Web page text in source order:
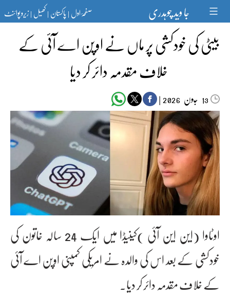
content جا وید چوہدری صفحۂ اول|پاکستان|کھیل|زیرو پوائنٹ
بیٹی کی خودکشی پر ماں نے اوپن اے آئی کے
خلاف مقدمہ دائر کر دیا
13 جون‬‮ |
اوٹاوا (این این آئی )کینیڈا میں ایک 24 سالہ خاتون کی
خودکشی کے بعد اس کی والدہ نے امریکی کمپنی اوپن اے آئی
کے خلاف مقدمہ دائر کر دیا۔